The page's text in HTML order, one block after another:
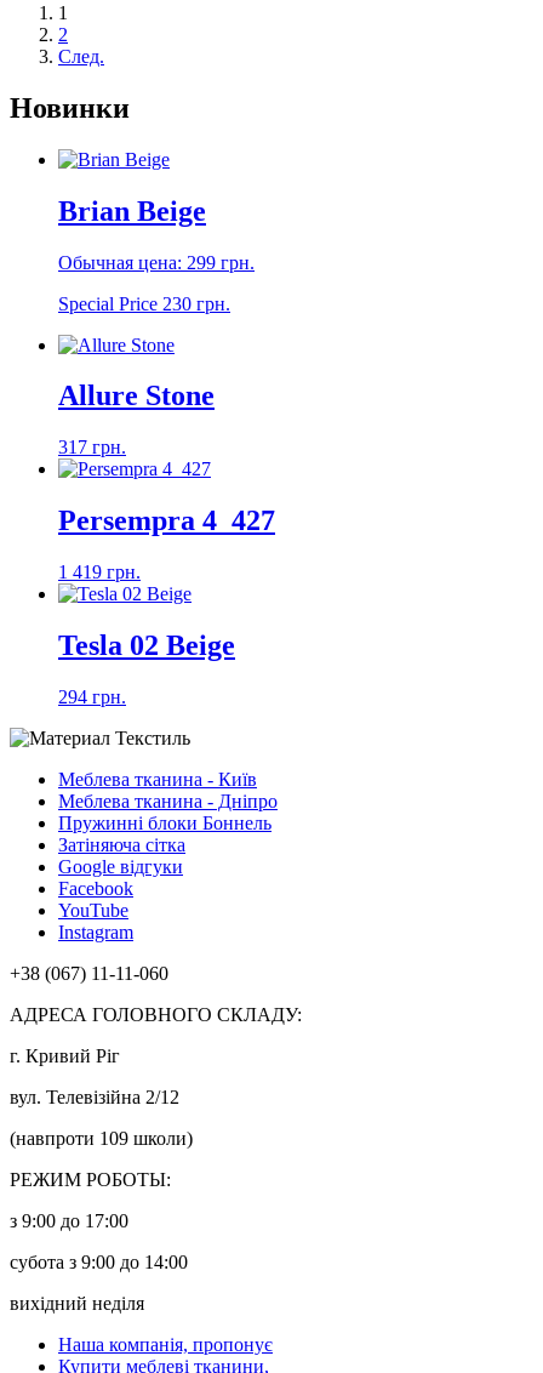
1
2
След.
Новинки
Brian Beige
Обычная цена: 299 грн.
Special Price 230 грн.
Allure Stone
317 грн.
Persempra 4_427
1 419 грн.
Tesla 02 Beige
294 грн.
Меблева тканина - Київ
Меблева тканина - Дніпро
Пружинні блоки Боннель
Затіняюча сітка
Google відгуки
Facebook
YouTube
Instagram
+38 (067) 11-11-060
АДРЕСА ГОЛОВНОГО СКЛАДУ:
г. Кривий Ріг
вул. Телевізійна 2/12
(навпроти 109 школи)
РЕЖИМ РОБОТЫ:
з 9:00 до 17:00
субота з 9:00 до 14:00
вихідний неділя
Наша компанія, пропонує
Купити меблеві тканини,